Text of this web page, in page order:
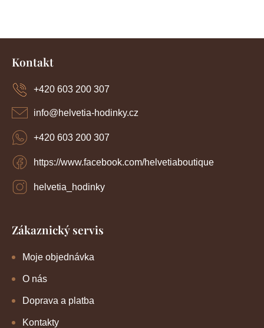
Z
Kontakt
info@helvetia-hodinky.cz
+420 603 200 307
https://www.facebook.com/helvetiaboutique
helvetia_hodinky
+420 603 200 307
Zákaznický servis
Moje objednávka
O nás
Doprava a platba
Kontakty